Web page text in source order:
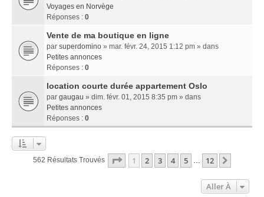
Voyages en Norvège
Réponses : 0
Vente de ma boutique en ligne
par superdomino » mar. févr. 24, 2015 1:12 pm » dans
Petites annonces
Réponses : 0
location courte durée appartement Oslo
par gaugau » dim. févr. 01, 2015 8:35 pm » dans
Petites annonces
Réponses : 0
562 Résultats Trouvés Page 1Sur
1 2 3 4 5 … 12
Aller À